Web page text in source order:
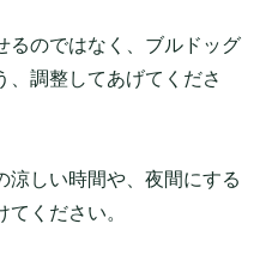
るのではなく、ブルドッグ
、調整してあげてくださ
涼しい時間や、夜間にする
てください。